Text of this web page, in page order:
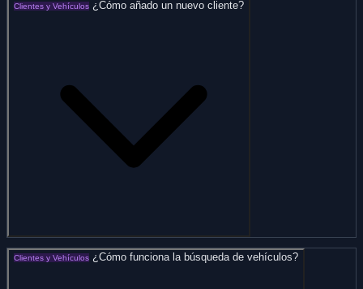
Clientes y Vehículos ¿Cómo añado un nuevo cliente?
Clientes y Vehículos ¿Cómo funciona la búsqueda de vehículos?